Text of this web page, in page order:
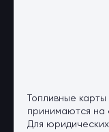
Топливные
принимаются на
Для